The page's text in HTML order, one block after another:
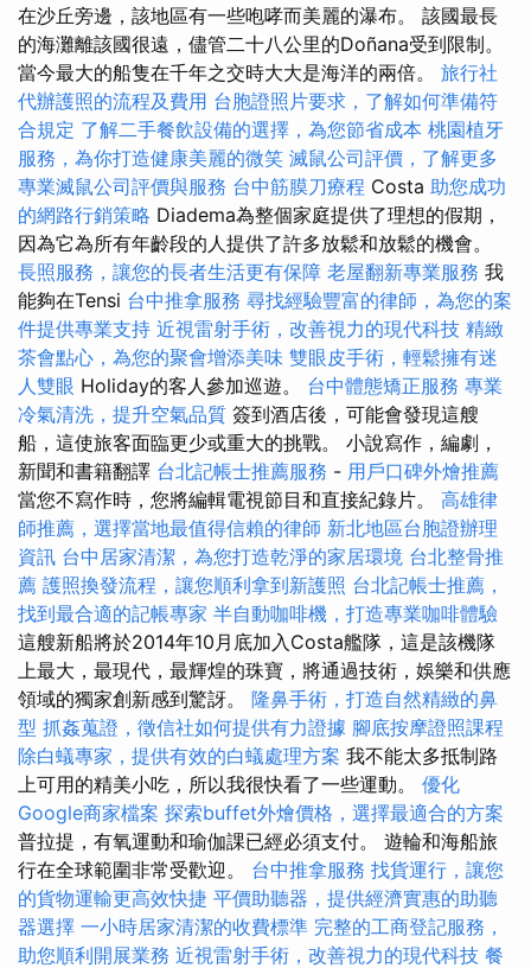
在沙丘旁邊，該地區有一些咆哮而美麗的瀑布。 該國最長
的海灘離該國很遠，儘管二十八公里的Doñana受到限制。
當今最大的船隻在千年之交時大大是海洋的兩倍。 旅行社
代辦護照的流程及費用 台胞證照片要求，了解如何準備符
合規定 了解二手餐飲設備的選擇，為您節省成本 桃園植牙
服務，為你打造健康美麗的微笑 滅鼠公司評價，了解更多
專業滅鼠公司評價與服務 台中筋膜刀療程 Costa 助您成功
的網路行銷策略 Diadema為整個家庭提供了理想的假期，
因為它為所有年齡段的人提供了許多放鬆和放鬆的機會。
長照服務，讓您的長者生活更有保障 老屋翻新專業服務 我
能夠在Tensi 台中推拿服務 尋找經驗豐富的律師，為您的案
件提供專業支持 近視雷射手術，改善視力的現代科技 精緻
茶會點心，為您的聚會增添美味 雙眼皮手術，輕鬆擁有迷
人雙眼 Holiday的客人參加巡遊。 台中體態矯正服務 專業
冷氣清洗，提升空氣品質 簽到酒店後，可能會發現這艘
船，這使旅客面臨更少或重大的挑戰。 小說寫作，編劇，
新聞和書籍翻譯 台北記帳士推薦服務 - 用戶口碑外燴推薦
當您不寫作時，您將編輯電視節目和直接紀錄片。 高雄律
師推薦，選擇當地最值得信賴的律師 新北地區台胞證辦理
資訊 台中居家清潔，為您打造乾淨的家居環境 台北整骨推
薦 護照換發流程，讓您順利拿到新護照 台北記帳士推薦，
找到最合適的記帳專家 半自動咖啡機，打造專業咖啡體驗
這艘新船將於2014年10月底加入Costa艦隊，這是該機隊
上最大，最現代，最輝煌的珠寶，將通過技術，娛樂和供應
領域的獨家創新感到驚訝。 隆鼻手術，打造自然精緻的鼻
型 抓姦蒐證，徵信社如何提供有力證據 腳底按摩證照課程
除白蟻專家，提供有效的白蟻處理方案 我不能太多抵制路
上可用的精美小吃，所以我很快看了一些運動。 優化
Google商家檔案 探索buffet外燴價格，選擇最適合的方案
普拉提，有氧運動和瑜伽課已經必須支付。 遊輪和海船旅
行在全球範圍非常受歡迎。 台中推拿服務 找貨運行，讓您
的貨物運輸更高效快捷 平價助聽器，提供經濟實惠的助聽
器選擇 一小時居家清潔的收費標準 完整的工商登記服務，
助您順利開展業務 近視雷射手術，改善視力的現代科技 餐